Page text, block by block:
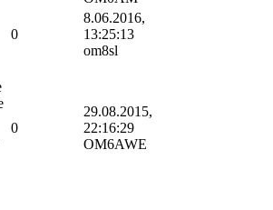
0
8.06.2016,
13:25:13
om8sl
0
29.08.2015,
22:16:29
OM6AWE